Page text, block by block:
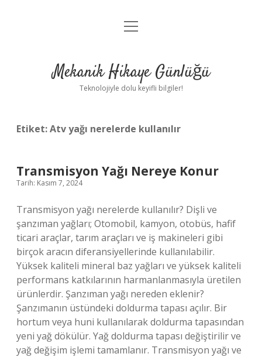
Anasayfa
Yasal Uyarı
menüyü
Mekanik Hikaye Günlüğü
Teknolojiyle dolu keyifli bilgiler!
Etiket:Atv yağı nerelerde kullanılır
Transmisyon Yağı Nereye Konur
Tarih: Kasım 7, 2024
Transmisyon yağı nerelerde kullanılır? Dişli ve
şanzıman yağları; Otomobil, kamyon, otobüs, hafif
ticari araçlar, tarım araçları ve iş makineleri gibi
birçok aracın diferansiyellerinde kullanılabilir.
Yüksek kaliteli mineral baz yağları ve yüksek kaliteli
performans katkılarının harmanlanmasıyla üretilen
ürünlerdir. Şanzıman yağı nereden eklenir?
Şanzımanın üstündeki doldurma tapası açılır. Bir
hortum veya huni kullanılarak doldurma tapasından
yeni yağ dökülür. Yağ doldurma tapası değiştirilir ve
yağ değişim işlemi tamamlanır. Transmisyon yağı ve